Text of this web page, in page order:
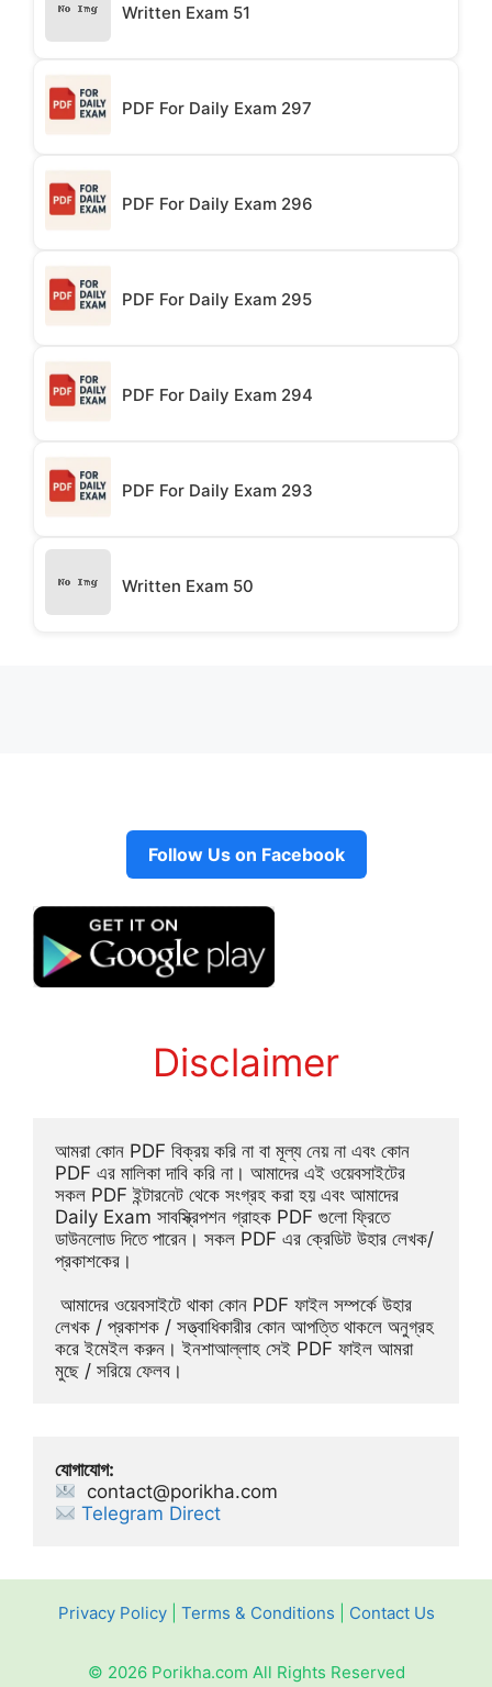
Written Exam 51
PDF For Daily Exam 297
PDF For Daily Exam 296
PDF For Daily Exam 295
PDF For Daily Exam 294
PDF For Daily Exam 293
Written Exam 50
Follow Us on Facebook
Disclaimer
আমরা কোন PDF বিক্রয় করি না বা মূল্য নেয় না এবং কোন
PDF এর মালিকা দাবি করি না। আমাদের এই ওয়েবসাইটের
সকল PDF ইন্টারনেট থেকে সংগ্রহ করা হয় এবং আমাদের
Daily Exam সাবস্ক্রিপশন গ্রাহক PDF গুলো ফ্রিতে
ডাউনলোড দিতে পারেন। সকল PDF এর ক্রেডিট উহার লেখক/
প্রকাশকের।
লেখক / প্রকাশক / সত্ত্বাধিকারীর কোন আপত্তি থাকলে অনুগ্রহ
করে ইমেইল করুন। ইনশাআল্লাহ সেই PDF ফাইল আমরা
মুছে / সরিয়ে ফেলব।
যোগাযোগ:
contact@porikha.com
Telegram Direct
Privacy Policy| Terms & Conditions Contact Us
© 2026 Porikha.com All Rights Reserved